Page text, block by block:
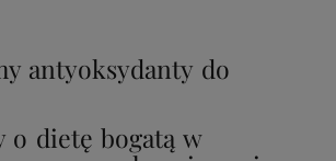
antyoksydanty do
dietę bogatą w